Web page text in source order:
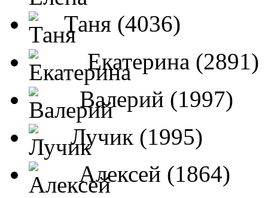
Таня (4036)
Екатерина (2891)
Валерий (1997)
Лучик (1995)
Алексей (1864)